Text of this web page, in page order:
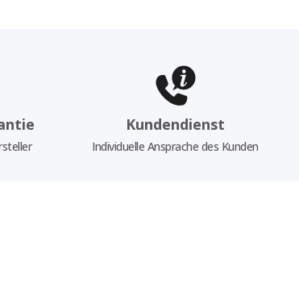
Kundendienst
Individuelle Ansprache des Kunden